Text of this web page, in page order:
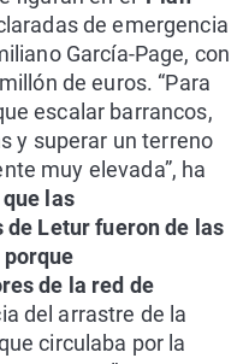
de emergencia
García-Page, con
de euros. “Para
escalar barrancos,
y superar un terreno
muy elevada”, ha
las
Letur fueron de las
de la red de
del arrastre de la
circulaba por la